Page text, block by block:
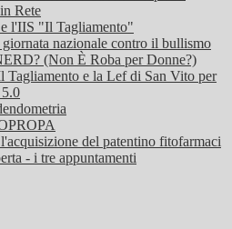
Rete
l'IIS "Il Tagliamento"
nazionale contro il bullismo
(Non È Roba per Donne?)
Tagliamento e la Lef di San Vito per
del patentino fitofarmaci
- i tre appuntamenti